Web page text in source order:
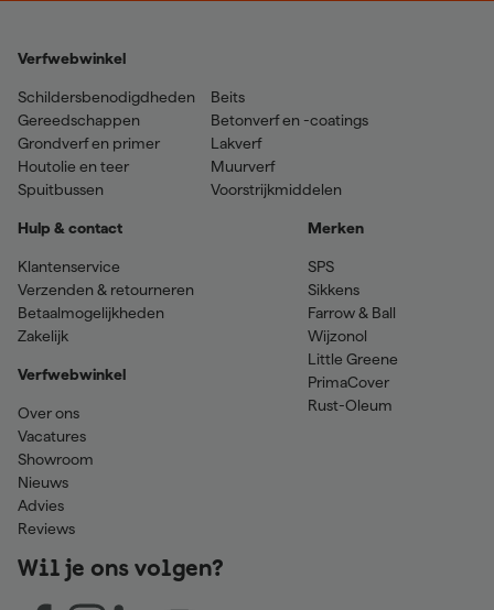
Verfwebwinkel
Schildersbenodigdheden
Gereedschappen
Grondverf en primer
Houtolie en teer
Spuitbussen
Beits
Betonverf en -coatings
Lakverf
Muurverf
Voorstrijkmiddelen
Hulp & contact
Klantenservice
Verzenden & retourneren
Betaalmogelijkheden
Zakelijk
Verfwebwinkel
Over ons
Vacatures
Showroom
Nieuws
Advies
Reviews
Merken
SPS
Sikkens
Farrow & Ball
Wijzonol
Little Greene
PrimaCover
Rust-Oleum
Wil je ons volgen?